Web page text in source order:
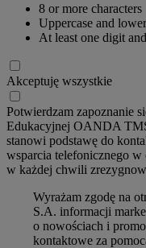
8 or more characters
Uppercase and
At least one digit
Akceptuję wszystkie
Potwierdzam zapoznanie
Edukacyjnej OANDA
stanowi podstawę do
wsparcia telefonicznego w
w każdej chwili
Wyrażam zgodę na
S.A. informacji
o nowościach i
kontaktowe za